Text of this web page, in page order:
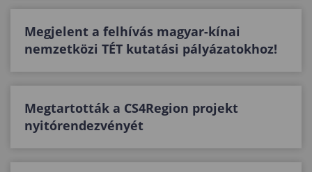
Megjelent a felhívás magyar-kínai
nemzetközi TÉT kutatási pályázatokhoz!
Megtartották a CS4Region projekt
nyitórendezvényét